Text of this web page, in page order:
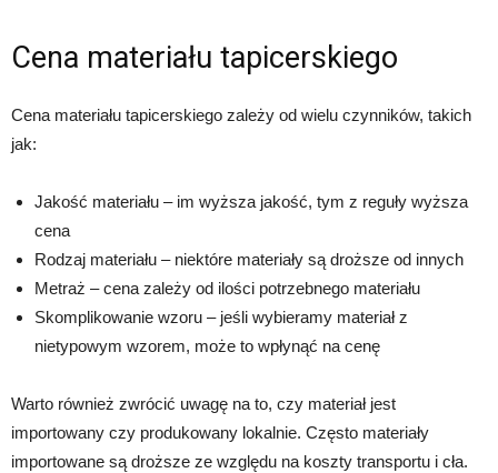
Cena materiału tapicerskiego
Cena materiału tapicerskiego zależy od wielu czynników, takich
jak:
Jakość materiału – im wyższa jakość, tym z reguły wyższa
cena
Rodzaj materiału – niektóre materiały są droższe od innych
Metraż – cena zależy od ilości potrzebnego materiału
Skomplikowanie wzoru – jeśli wybieramy materiał z
nietypowym wzorem, może to wpłynąć na cenę
Warto również zwrócić uwagę na to, czy materiał jest
importowany czy produkowany lokalnie. Często materiały
importowane są droższe ze względu na koszty transportu i cła.